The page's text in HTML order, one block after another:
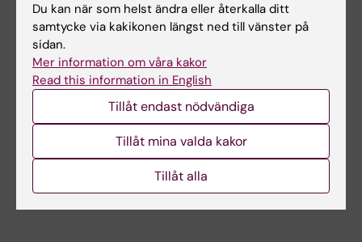
Dela
Relaterat
Övriga styrdokument
Du kan när som helst ändra eller återkalla ditt
samtycke via kakikonen längst ned till vänster på
sidan.
Mer information om våra kakor
Read this information in English
Tillåt endast nödvändiga
Tillåt mina valda kakor
Tillåt alla